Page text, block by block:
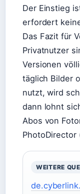
Der Einstieg
erfordert
Das Fazit für
Privatnutzer
Versionen
täglich Bilder
nutzt, wird
dann lohnt
Abos von
PhotoDirector
WEITERE